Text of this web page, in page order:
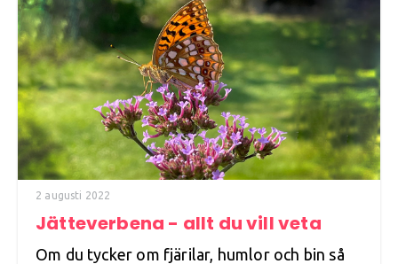
2 augusti 2022
Jätteverbena - allt du vill veta
Om du tycker om fjärilar, humlor och bin så